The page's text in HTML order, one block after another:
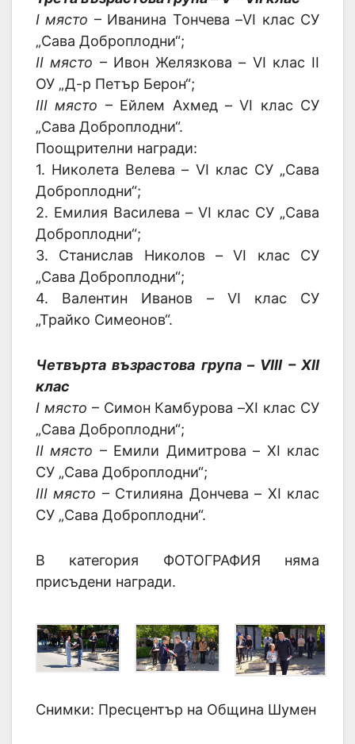
I място – Иванина Тончева –VI клас СУ
„Сава Доброплодни“;
II място – Ивон Желязкова – VI клас II
ОУ „Д-р Петър Берон“;
III място – Ейлем Ахмед – VI клас СУ
„Сава Доброплодни“.
Поощрителни награди:
1. Николета Велева – VI клас СУ „Сава
Доброплодни“;
2. Емилия Василева – VI клас СУ „Сава
Доброплодни“;
3. Станислав Николов – VI клас СУ
„Сава Доброплодни“;
4. Валентин Иванов – VI клас СУ
„Трайко Симеонов“.
Четвърта възрастова група – VIII – XII
клас
I място – Симон Камбурова –XI клас СУ
„Сава Доброплодни“;
II място – Емили Димитрова – XI клас
СУ „Сава Доброплодни“;
III място – Стилияна Дончева – XI клас
СУ „Сава Доброплодни“.
В категория ФОТОГРАФИЯ няма
присъдени награди.
Снимки: Пресцентър на Община Шумен